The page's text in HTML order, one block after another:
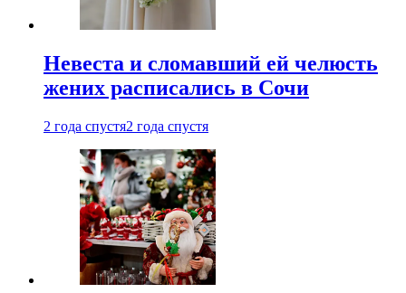
Невеста и сломавший ей челюсть
жених расписались в Сочи
2 года спустя2 года спустя